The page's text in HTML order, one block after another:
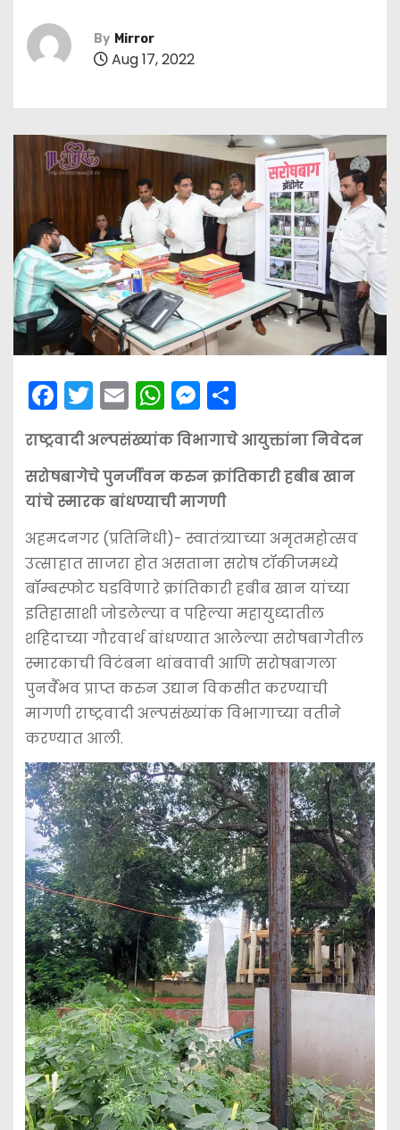
By Mirror
Aug 17, 2022
F
a
c
e
b
o
o
k
T
w
itt
er
E
m
ai
l
W
h
a
ts
A
p
p
M
e
s
s
e
n
g
er
S
h
ar
e
राष्ट्रवादी अल्पसंख्यांक विभागाचे आयुक्तांना निवेदन
सरोषबागेचे पुनर्जीवन करुन क्रांतिकारी हबीब खान
यांचे स्मारक बांधण्याची मागणी
अहमदनगर (प्रतिनिधी)- स्वातंत्र्याच्या अमृतमहोत्सव
उत्साहात साजरा होत असताना सरोष टॉकीजमध्ये
बॉम्बस्फोट घडविणारे क्रांतिकारी हबीब खान यांच्या
इतिहासाशी जोडलेल्या व पहिल्या महायुध्दातील
शहिदाच्या गौरवार्थ बांधण्यात आलेल्या सरोषबागेतील
स्मारकाची विटंबना थांबवावी आणि सरोषबागला
पुनर्वैभव प्राप्त करुन उद्यान विकसीत करण्याची
मागणी राष्ट्रवादी अल्पसंख्यांक विभागाच्या वतीने
करण्यात आली.